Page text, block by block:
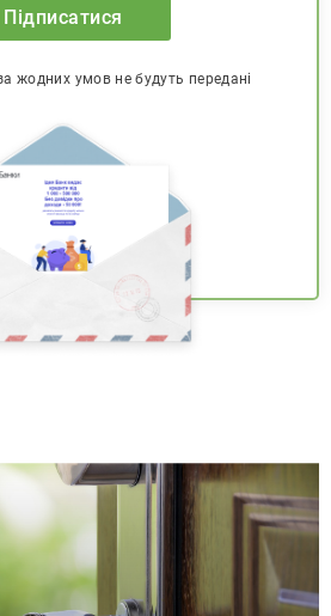
Підписатися
жодних умов не будуть передані